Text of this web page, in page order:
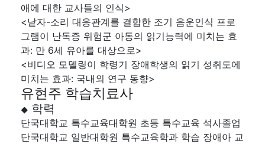
애에 대한 교사들의 인식>
<낱자-소리 대응관계를 결합한 조기 음운인식 프로
그램이 난독증 위험군 아동의 읽기능력에 미치는 효
과: 만 6세 유아를 대상으로>
<비디오 모델링이 학령기 장애학생의 읽기 성취도에
미치는 효과: 국내외 연구 동향>
유현주 학습치료사
◆ 학력
단국대학교 특수교육대학원 초등 특수교육 석사졸업
단국대학교 일반대학원 특수교육학과 학습 장애아 교